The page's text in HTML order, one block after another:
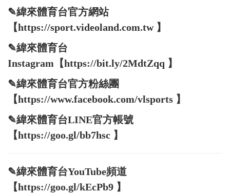
✎緯來體育台官方網站
【https://sport.videoland.com.tw 】
✎緯來體育台
Instagram【https://bit.ly/2MdtZqq 】
✎緯來體育台官方粉絲團
【https://www.facebook.com/vlsports 】
✎緯來體育台LINE官方帳號
【https://goo.gl/bb7hsc 】
✎緯來體育台YouTube頻道
【https://goo.gl/kEcPb9 】